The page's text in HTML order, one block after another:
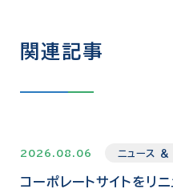
関連記事
2026.08.06 ニュース ＆
コーポレートサイトをリ